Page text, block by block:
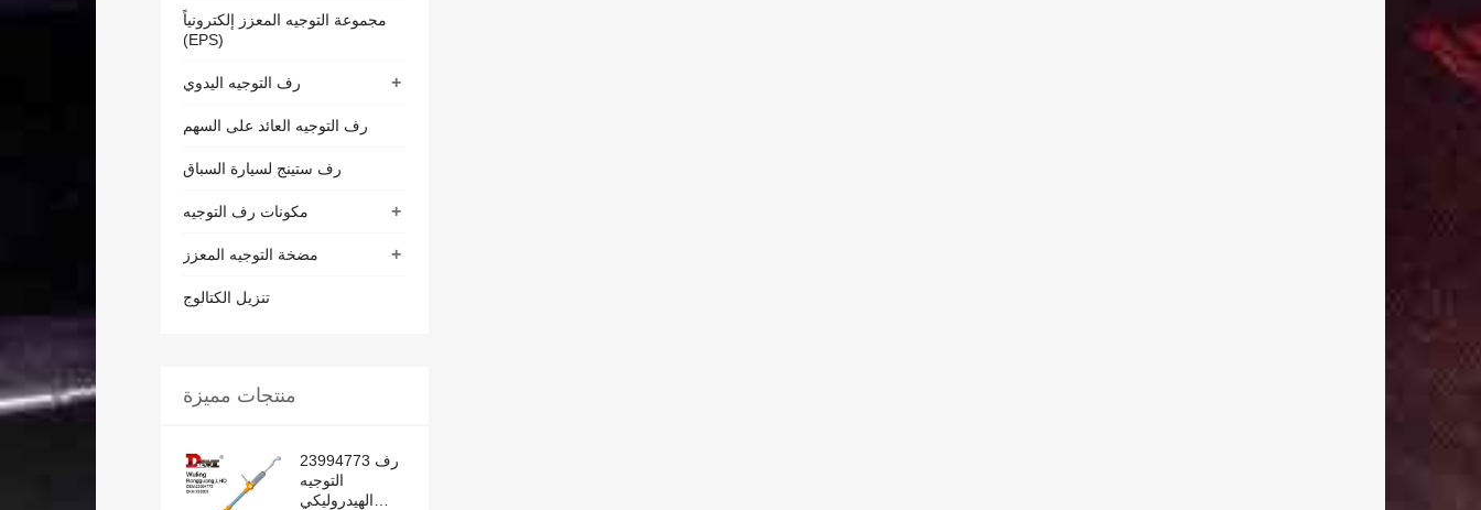
مجموعة التوجيه المعزز إلكترونياً
(EPS)
+ رف التوجيه اليدوي
رف التوجيه العائد على السهم
رف ستينج لسيارة السباق
+ مكونات رف التوجيه
+ مضخة التوجيه المعزز
تنزيل الكتالوج
منتجات مميزة
23994773 رف
التوجيه
الهيدروليكي